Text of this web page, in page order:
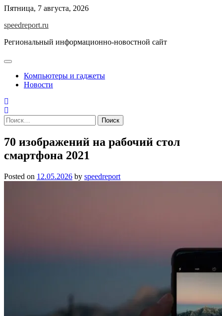
Skip
content
Пятница, 7 августа, 2026
speedreport.ru
Региональный информационно-новостной сайт
Компьютеры и гаджеты
Новости
Найти:
70 изображений на рабочий стол
смартфона 2021
Posted on 12.05.2026 by speedreport